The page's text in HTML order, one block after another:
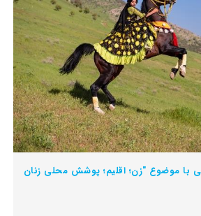
با موضوع "زن؛ اقلیم؛ پوشش محلی زنان